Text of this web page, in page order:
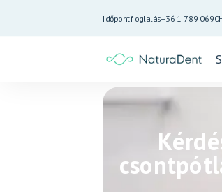
Időpontfoglalás+36 1 789 0690